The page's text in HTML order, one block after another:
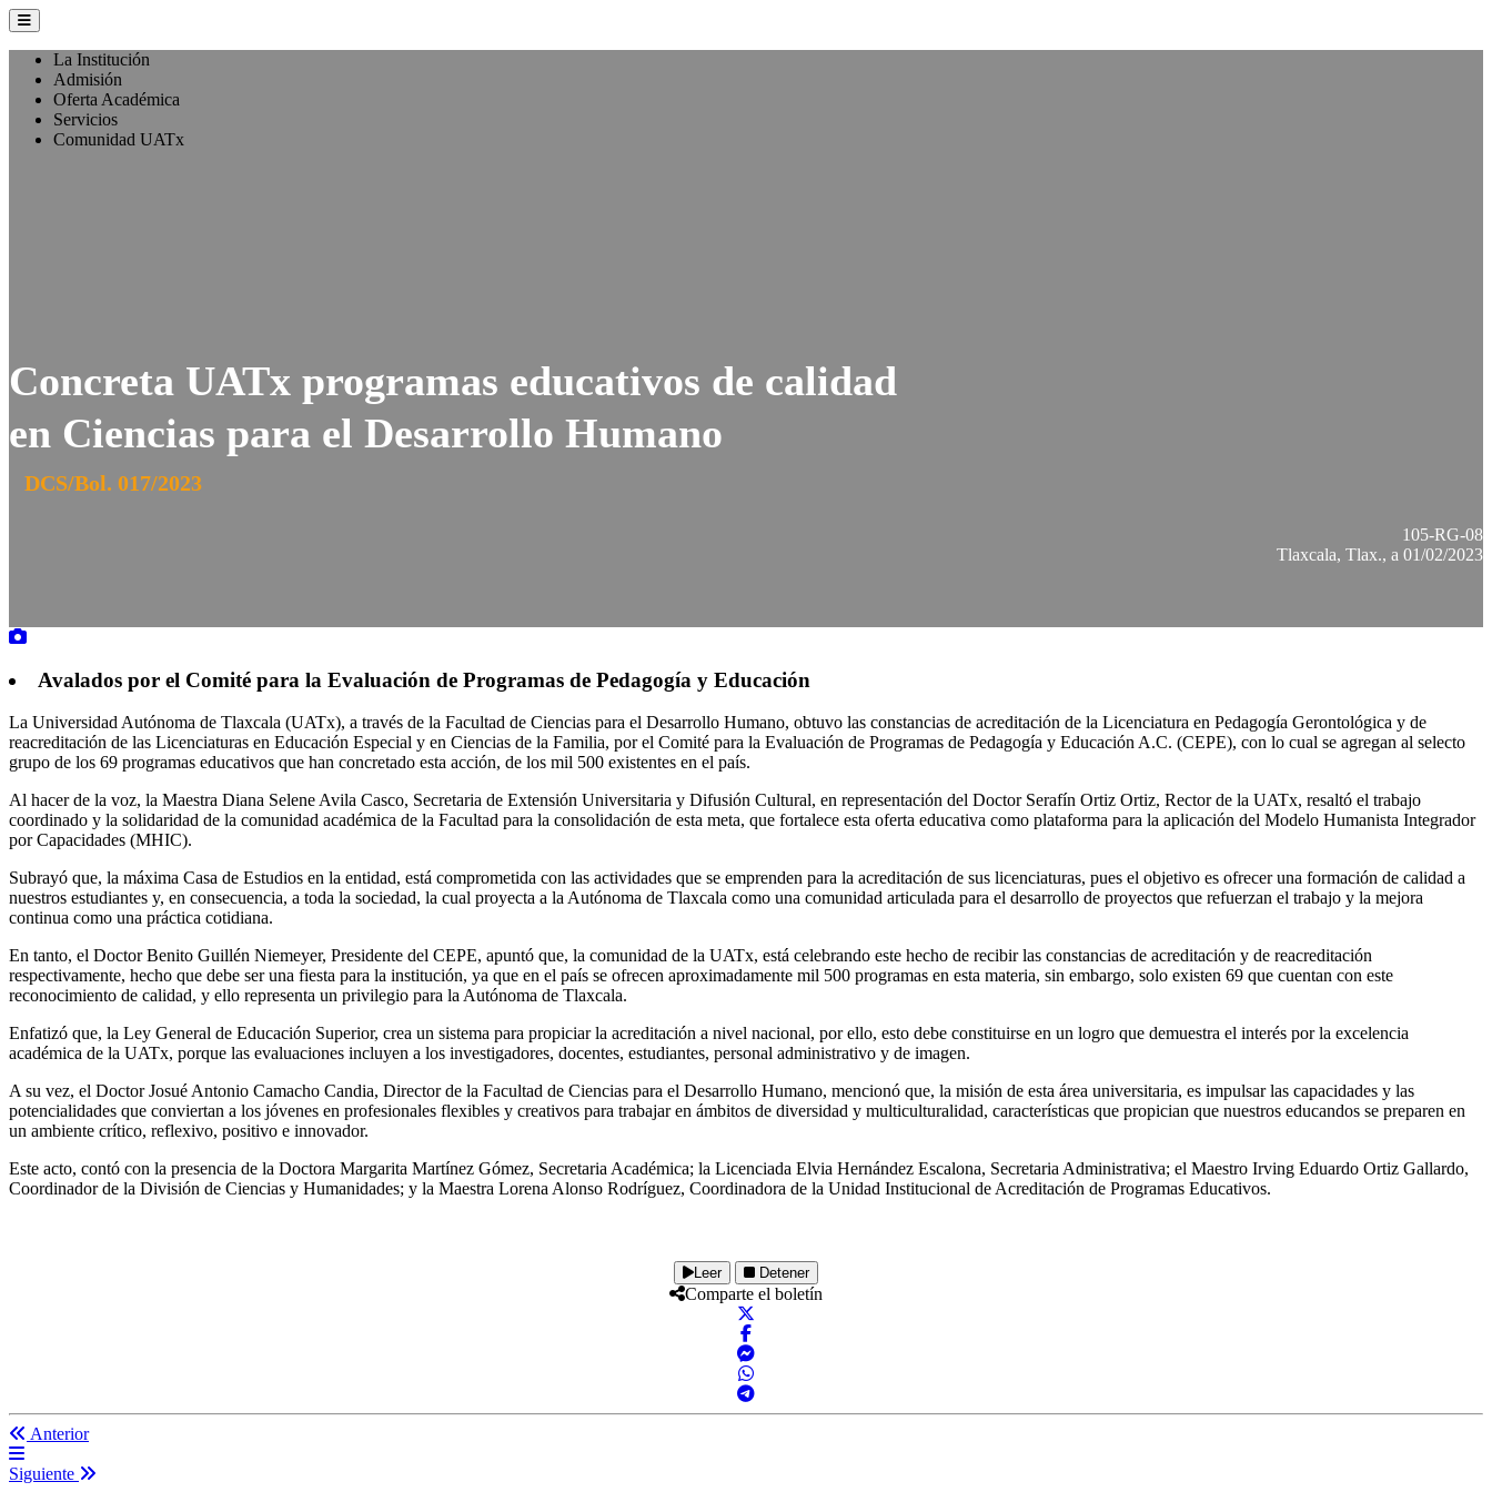
La Institución
Admisión
Oferta Académica
Servicios
Comunidad UATx
Concreta UATx programas educativos de calidad
en Ciencias para el Desarrollo Humano
DCS/Bol. 017/2023
105-RG-08
Tlaxcala, Tlax., a 01/02/2023
Avalados por el Comité para la Evaluación de Programas de Pedagogía y Educación
La Universidad Autónoma de Tlaxcala (UATx), a través de la Facultad de Ciencias para el Desarrollo Humano, obtuvo las constancias de acreditación de la Licenciatura en Pedagogía Gerontológica y de
reacreditación de las Licenciaturas en Educación Especial y en Ciencias de la Familia, por el Comité para la Evaluación de Programas de Pedagogía y Educación A.C. (CEPE), con lo cual se agregan al selecto
grupo de los 69 programas educativos que han concretado esta acción, de los mil 500 existentes en el país.
Al hacer de la voz, la Maestra Diana Selene Avila Casco, Secretaria de Extensión Universitaria y Difusión Cultural, en representación del Doctor Serafín Ortiz Ortiz, Rector de la UATx, resaltó el trabajo
coordinado y la solidaridad de la comunidad académica de la Facultad para la consolidación de esta meta, que fortalece esta oferta educativa como plataforma para la aplicación del Modelo Humanista Integrador
por Capacidades (MHIC).
Subrayó que, la máxima Casa de Estudios en la entidad, está comprometida con las actividades que se emprenden para la acreditación de sus licenciaturas, pues el objetivo es ofrecer una formación de calidad a
nuestros estudiantes y, en consecuencia, a toda la sociedad, la cual proyecta a la Autónoma de Tlaxcala como una comunidad articulada para el desarrollo de proyectos que refuerzan el trabajo y la mejora
continua como una práctica cotidiana.
En tanto, el Doctor Benito Guillén Niemeyer, Presidente del CEPE, apuntó que, la comunidad de la UATx, está celebrando este hecho de recibir las constancias de acreditación y de reacreditación
respectivamente, hecho que debe ser una fiesta para la institución, ya que en el país se ofrecen aproximadamente mil 500 programas en esta materia, sin embargo, solo existen 69 que cuentan con este
reconocimiento de calidad, y ello representa un privilegio para la Autónoma de Tlaxcala.
Enfatizó que, la Ley General de Educación Superior, crea un sistema para propiciar la acreditación a nivel nacional, por ello, esto debe constituirse en un logro que demuestra el interés por la excelencia
académica de la UATx, porque las evaluaciones incluyen a los investigadores, docentes, estudiantes, personal administrativo y de imagen.
A su vez, el Doctor Josué Antonio Camacho Candia, Director de la Facultad de Ciencias para el Desarrollo Humano, mencionó que, la misión de esta área universitaria, es impulsar las capacidades y las
potencialidades que conviertan a los jóvenes en profesionales flexibles y creativos para trabajar en ámbitos de diversidad y multiculturalidad, características que propician que nuestros educandos se preparen en
un ambiente crítico, reflexivo, positivo e innovador.
Este acto, contó con la presencia de la Doctora Margarita Martínez Gómez, Secretaria Académica; la Licenciada Elvia Hernández Escalona, Secretaria Administrativa; el Maestro Irving Eduardo Ortiz Gallardo,
Coordinador de la División de Ciencias y Humanidades; y la Maestra Lorena Alonso Rodríguez, Coordinadora de la Unidad Institucional de Acreditación de Programas Educativos.
Leer Detener
Comparte el boletín
Anterior
Siguiente